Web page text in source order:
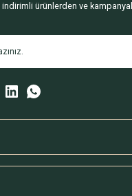
bozuk veya görüntülenemiyor.
eksik bilgiler bulunuyor.
bulunuyor.
farklı alternatifler olmalı.
indirimli ürünlerden ve